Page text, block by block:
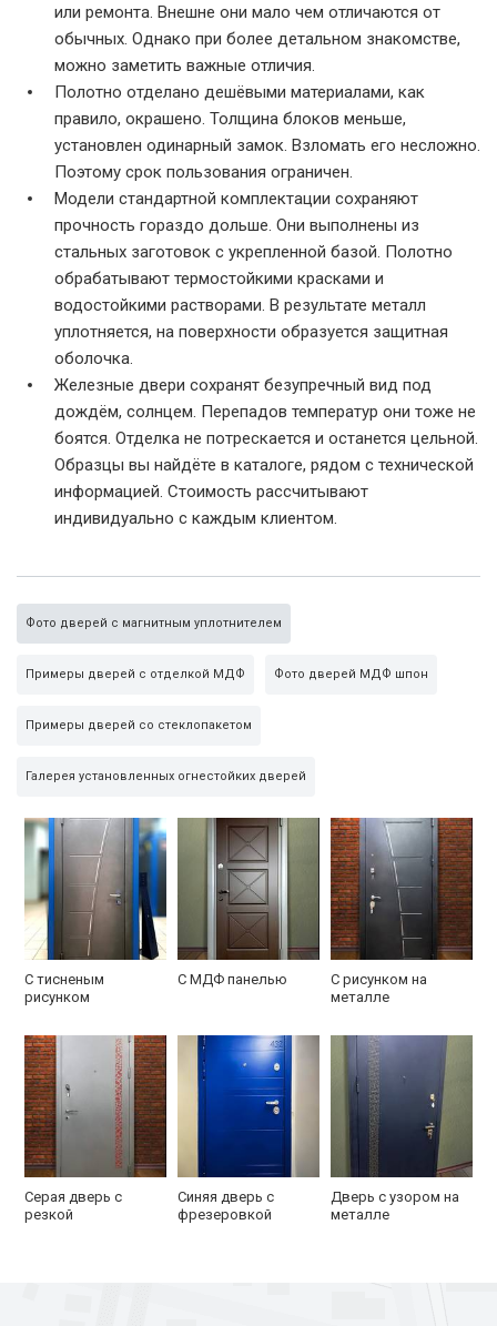
или ремонта. Внешне они мало чем отличаются от
обычных. Однако при более детальном знакомстве,
можно заметить важные отличия.
Полотно отделано дешёвыми материалами, как
правило, окрашено. Толщина блоков меньше,
установлен одинарный замок. Взломать его несложно.
Поэтому срок пользования ограничен.
Модели стандартной комплектации сохраняют
прочность гораздо дольше. Они выполнены из
стальных заготовок с укрепленной базой. Полотно
обрабатывают термостойкими красками и
водостойкими растворами. В результате металл
уплотняется, на поверхности образуется защитная
оболочка.
Железные двери сохранят безупречный вид под
дождём, солнцем. Перепадов температур они тоже не
боятся. Отделка не потрескается и останется цельной.
Образцы вы найдёте в каталоге, рядом с технической
информацией. Стоимость рассчитывают
индивидуально с каждым клиентом.
Фото дверей с магнитным уплотнителем
Примеры дверей с отделкой МДФ Фото дверей МДФ шпон
Примеры дверей со стеклопакетом
Галерея установленных огнестойких дверей
С тисненым
рисунком
С МДФ панелью
С рисунком на
металле
Серая дверь с
резкой
Синяя дверь с
фрезеровкой
Дверь с узором на
металле